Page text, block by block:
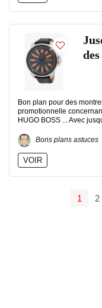
Bon plan pour des
promotionnelle
HUGO BOSS ... Avec
Bons plans astuces
VOIR
1 2